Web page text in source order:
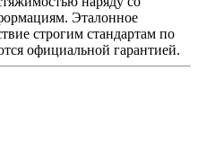
Эталонное
строгим стандартам по
официальной гарантией.